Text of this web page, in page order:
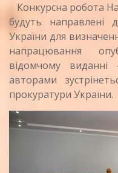
Конкурсна робота
будуть направлені
України для
напрацювання
відомчому виданні
авторами
прокуратури України.